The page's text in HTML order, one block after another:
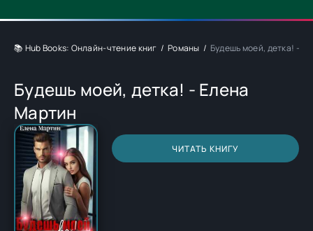
📚 Hub Books: Онлайн-чтение книг Романы Будешь моей, детка! -
Будешь моей, детка! - Елена
Мартин
ЧИТАТЬ КНИГУ